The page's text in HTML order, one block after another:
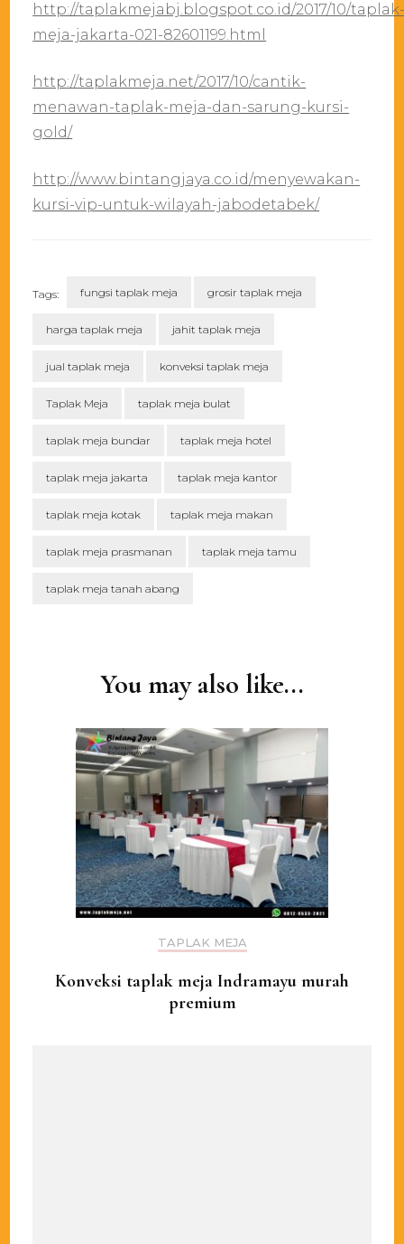
http://taplakmejabj.blogspot.co.id/2017/10/
meja-jakarta-021-82601199.html
http://taplakmeja.net/2017/10/cantik-
menawan-taplak-meja-dan-sarung-kursi-
gold/
http://www.bintangjaya.co.id/menyewakan-
kursi-vip-untuk-wilayah-jabodetabek/
Tags: fungsi taplak meja grosir taplak meja
harga taplak meja jahit taplak meja
jual taplak meja konveksi taplak meja
Taplak Meja taplak meja bulat
taplak meja bundar taplak meja hotel
taplak meja jakarta taplak meja kantor
taplak meja kotak taplak meja makan
taplak meja prasmanan taplak meja tamu
taplak meja tanah abang
You may also like...
TAPLAK MEJA
Konveksi taplak meja Indramayu murah
premium